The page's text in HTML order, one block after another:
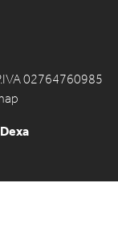
02764760985